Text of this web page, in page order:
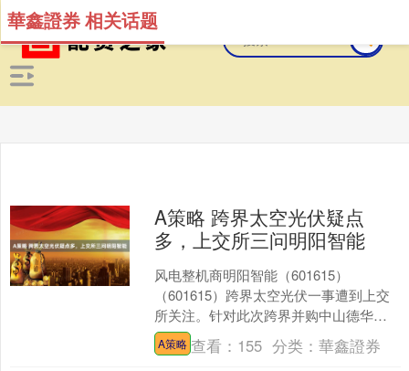
華鑫證券 相关话题
A策略 跨界太空光伏疑点
多，上交所三问明阳智能
风电整机商明阳智能（601615）
（601615）跨界太空光伏一事遭到上交
所关注。针对此次跨界并购中山德华芯
片技术有限公司（以下简称“德华公
司”），上交所向明阳....
A策略 查看： 155 分类：華鑫證券